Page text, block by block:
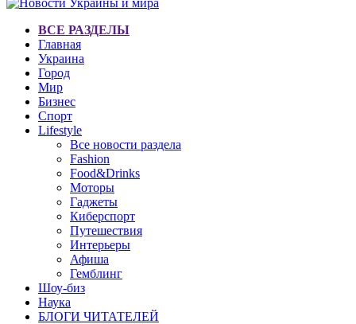
ВСЕ РАЗДЕЛЫ
Главная
Украина
Город
Мир
Бизнес
Спорт
Lifestyle
Все новости раздела
Fashion
Food&Drinks
Моторы
Гаджеты
Киберспорт
Путешествия
Интерьеры
Афиша
Гемблинг
Шоу-биз
Наука
БЛОГИ ЧИТАТЕЛЕЙ